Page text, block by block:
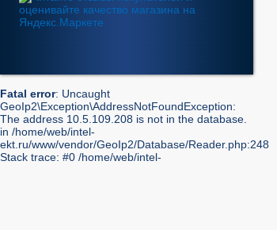
Fatal error: Uncaught
GeoIp2\Exception\AddressNotFoundException:
The address 10.5.109.208 is not in the database.
in /home/web/intel-
ekt.ru/www/vendor/GeoIp2/Database/Reader.php:248
Stack trace: #0 /home/web/intel-